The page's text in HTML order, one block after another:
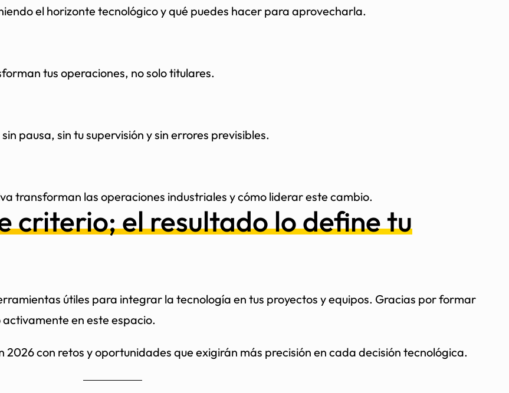
el horizonte tecnológico y qué puedes hacer para aprovecharla.
tus operaciones, no solo titulares.
pausa, sin tu supervisión y sin errores previsibles.
transforman las operaciones industriales y cómo liderar este cambio.
criterio; el resultado lo define tu
útiles para integrar la tecnología en tus proyectos y equipos. Gracias por formar
en este espacio.
2026 con retos y oportunidades que exigirán más precisión en cada decisión tecnológica.